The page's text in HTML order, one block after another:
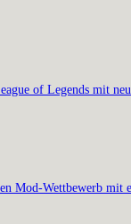
of Legends mit
Mod-Wettbewerb mit